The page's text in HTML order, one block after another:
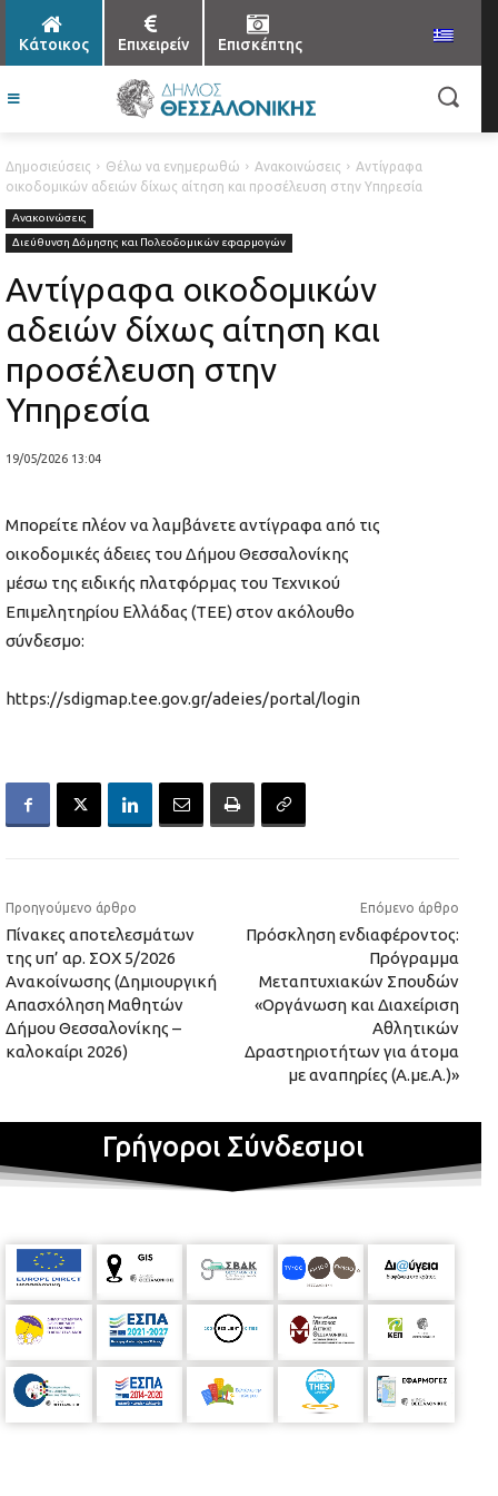
Κάτοικος Επιχειρείν Επισκέπτης
Δημοσιεύσεις Θέλω να ενημερωθώ Ανακοινώσεις
Αντίγραφα
οικοδομικών αδειών δίχως αίτηση και προσέλευση στην Υπηρεσία
Ανακοινώσεις
Διεύθυνση Δόμησης και Πολεοδομικών εφαρμογών
Αντίγραφα οικοδομικών
αδειών δίχως αίτηση και
προσέλευση στην
Υπηρεσία
19/05/2026 13:04
Μπορείτε πλέον να λαμβάνετε αντίγραφα από τις
οικοδομικές άδειες του Δήμου Θεσσαλονίκης
μέσω της ειδικής πλατφόρμας του Τεχνικού
Επιμελητηρίου Ελλάδας (ΤΕΕ) στον ακόλουθο
σύνδεσμο:
https://sdigmap.tee.gov.gr/adeies/portal/login
Προηγούμενο άρθρο
Πίνακες αποτελεσμάτων
της υπ’ αρ. ΣΟΧ 5/2026
Ανακοίνωσης (Δημιουργική
Απασχόληση Μαθητών
Δήμου Θεσσαλονίκης –
καλοκαίρι 2026)
Επόμενο άρθρο
Πρόσκληση ενδιαφέροντος:
Πρόγραμμα
Μεταπτυχιακών Σπουδών
«Οργάνωση και Διαχείριση
Αθλητικών
Δραστηριοτήτων για άτομα
με αναπηρίες (Α.με.Α.)»
Γρήγοροι Σύνδεσμοι